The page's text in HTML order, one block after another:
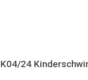
K04/24